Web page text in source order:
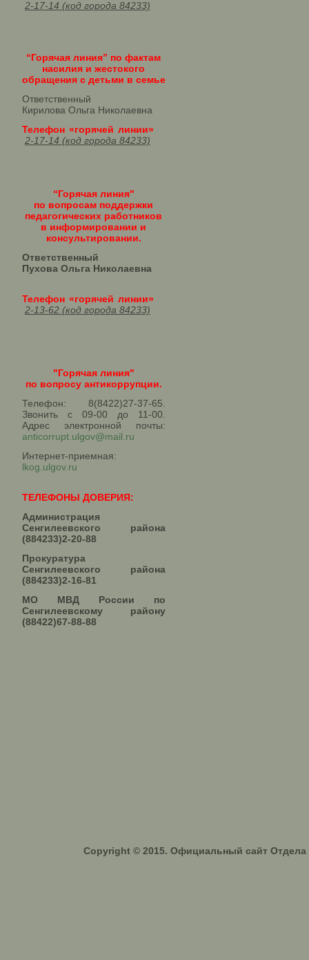
2-17-14 (код города 84233)
“Горячая линия” по фактам
насилия и жестокого
обращения с детьми в семье
Ответственный
Кирилова Ольга Николаевна
Телефон «горячей линии»
2-17-14 (код города 84233)
“Горячая линия"
по вопросам поддержки
педагогических работников
в информировании и
консультировании.
Ответственный
Пухова Ольга Николаевна
Телефон «горячей линии»
2-13-62 (код города 84233)
"Горячая линия"
по вопросу антикоррупции.
Телефон: 8(8422)27-37-65.
Звонить с 09-00 до 11-00.
Адрес электронной почты:
anticorrupt.ulgov@mail.ru
Интернет-приемная:
lkog.ulgov.ru
ТЕЛЕФОНЫ ДОВЕРИЯ:
Администрация
Сенгилеевского района
(884233)2-20-88
Прокуратура
Сенгилеевского района
(884233)2-16-81
МО МВД России по
Сенгилеевскому району
(88422)67-88-88
Copyright © 2015. Официальный сайт